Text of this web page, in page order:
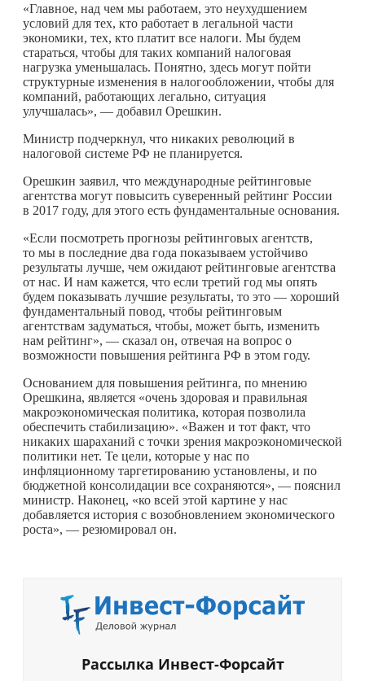
«Главное, над чем мы работаем, это неухудшением
условий для тех, кто работает в легальной части
экономики, тех, кто платит все налоги. Мы будем
стараться, чтобы для таких компаний налоговая
нагрузка уменьшалась. Понятно, здесь могут пойти
структурные изменения в налогообложении, чтобы для
компаний, работающих легально, ситуация
улучшалась», — добавил Орешкин.
Министр подчеркнул, что никаких революций в
налоговой системе РФ не планируется.
Орешкин заявил, что международные рейтинговые
агентства могут повысить суверенный рейтинг России
в 2017 году, для этого есть фундаментальные основания.
«Если посмотреть прогнозы рейтинговых агентств,
то мы в последние два года показываем устойчиво
результаты лучше, чем ожидают рейтинговые агентства
от нас. И нам кажется, что если третий год мы опять
будем показывать лучшие результаты, то это — хороший
фундаментальный повод, чтобы рейтинговым
агентствам задуматься, чтобы, может быть, изменить
нам рейтинг», — сказал он, отвечая на вопрос о
возможности повышения рейтинга РФ в этом году.
Основанием для повышения рейтинга, по мнению
Орешкина, является «очень здоровая и правильная
макроэкономическая политика, которая позволила
обеспечить стабилизацию». «Важен и тот факт, что
никаких шараханий с точки зрения макроэкономической
политики нет. Те цели, которые у нас по
инфляционному таргетированию установлены, и по
бюджетной консолидации все сохраняются», — пояснил
министр. Наконец, «ко всей этой картине у нас
добавляется история с возобновлением экономического
роста», — резюмировал он.
Рассылка Инвест-Форсайт